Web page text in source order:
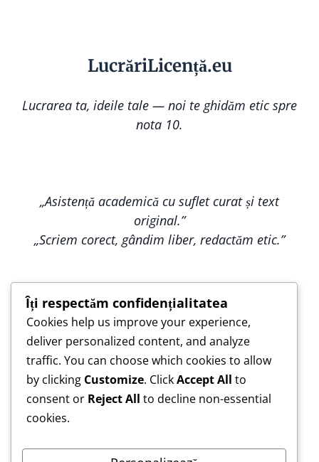
LucrăriLicență.eu
Lucrarea ta, ideile tale — noi te ghidăm etic spre
nota 10.
„Asistență academică cu suflet curat și text
original.”
„Scriem corect, gândim liber, redactăm etic.”
„Construim împreună, nu copiem — pentru o
lucrare care te reprezintă.”
„Asistență de încredere pentru lucrări scrise cu
responsabilitate.”
Îți respectăm confidențialitatea
Cookies help us improve your experience,
deliver personalized content, and analyze
traffic. You can choose which cookies to allow
by clicking Customize. ClickAccept All to
consent or Reject All to decline non-essential
cookies.